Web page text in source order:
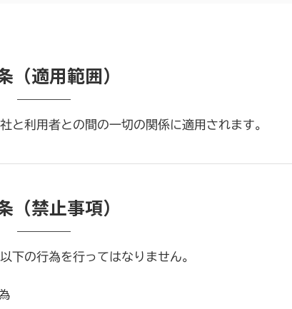
（適用範囲）
と利用者との間の一切の関係に適用されます。
（禁止事項）
下の行為を行ってはなりません。